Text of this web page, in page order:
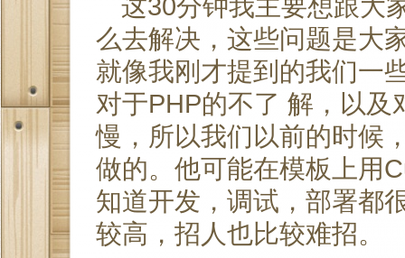
么去解决，这些问题是大
就像我刚才提到的我们一
对于PHP的不了 解，以
慢，所以我们以前的时候
做的。他可能在模板上用
知道开发，调试，部署都
较高，招人也比较难招。